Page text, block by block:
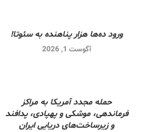
ورود ده‌ها هزار پناهنده به سئوتا!
آگوست 1, 2026
حمله مجدد آمریکا به مراکز
فرماندهی، موشکی و پهپادی، پدافند
و زیرساخت‌های دریایی ایران